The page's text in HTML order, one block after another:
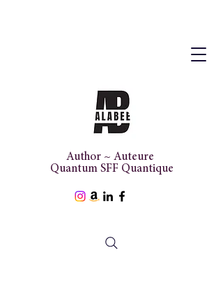
Author ~ Auteure
Quantum SFF Quantique